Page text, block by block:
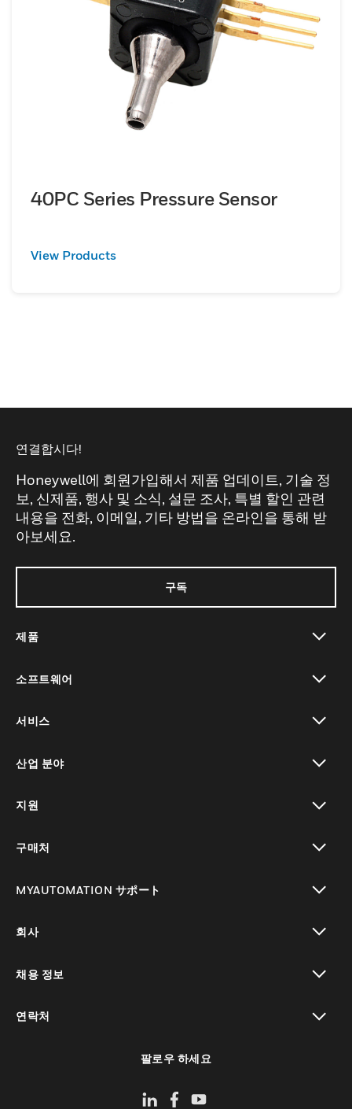
40PC Series Pressure Sensor
View Products
연결합시다!
Honeywell에 회원가입해서 제품 업데이트, 기술 정
보, 신제품, 행사 및 소식, 설문 조사, 특별 할인 관련
내용을 전화, 이메일, 기타 방법을 온라인을 통해 받
아보세요.
구독
제품
소프트웨어
서비스
산업 분야
지원
구매처
MYAUTOMATION サポート
회사
채용 정보
연락처
팔로우 하세요